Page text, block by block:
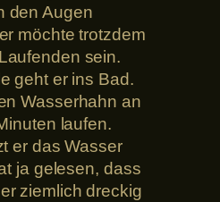
den Augen
möchte trotzdem
sein.
geht er ins Bad.
Wasserhahn an
laufen.
er das Wasser
ja gelesen, dass
ziemlich dreckig